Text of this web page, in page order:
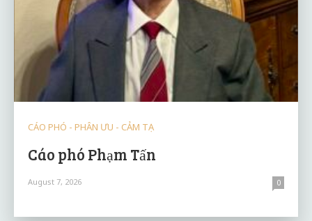
CÁO PHÓ - PHÂN ƯU - CẢM TẠ
Cáo phó Phạm Tấn
August 7, 2026 0